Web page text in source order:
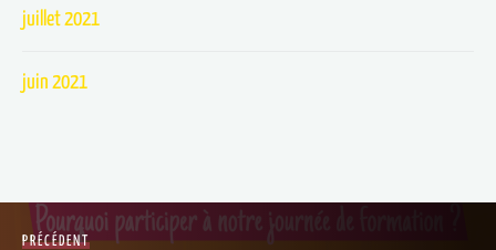
juillet 2021
juin 2021
PRÉCÉDENT